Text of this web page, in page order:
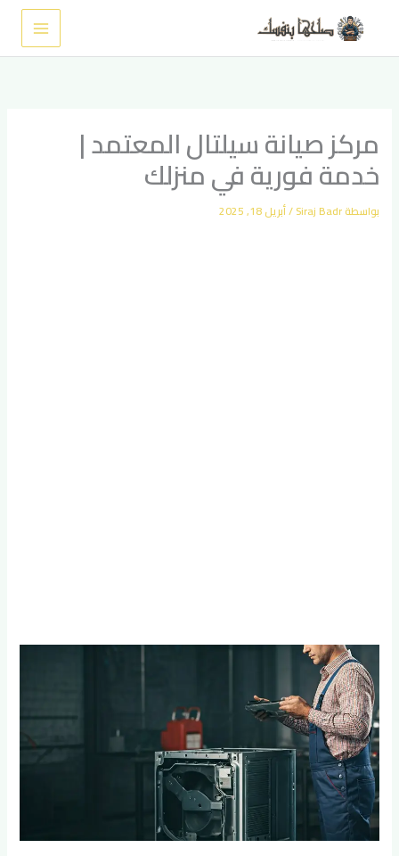
المحتوى
مركز صيانة سيلتال المعتمد |
خدمة فورية في منزلك
بواسطة Siraj Badr
/أبريل 18, 2025